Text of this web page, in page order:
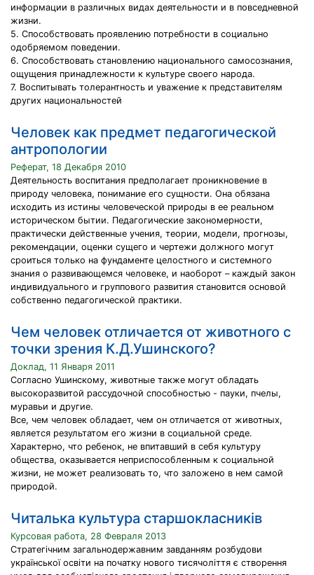
информации в различных видах деятельности и в повседневной
жизни.
5. Способствовать проявлению потребности в социально
одобряемом поведении.
6. Способствовать становлению национального самосознания,
ощущения принадлежности к культуре своего народа.
7. Воспитывать толерантность и уважение к представителям
других национальностей
Человек как предмет педагогической
антропологии
Реферат, 18 Декабря 2010
Деятельность воспитания предполагает проникновение в
природу человека, понимание его сущности. Она обязана
исходить из истины человеческой природы в ее реальном
историческом бытии. Педагогические закономерности,
практически действенные учения, теории, модели, прогнозы,
рекомендации, оценки сущего и чертежи должного могут
сроиться только на фундаменте целостного и системного
знания о развивающемся человеке, и наоборот – каждый закон
индивидуального и группового развития становится основой
собственно педагогической практики.
Чем человек отличается от животного с
точки зрения К.Д.Ушинского?
Доклад, 11 Января 2011
Согласно Ушинскому, животные также могут обладать
высокоразвитой рассудочной способностью - пауки, пчелы,
муравьи и другие.
Все, чем человек обладает, чем он отличается от животных,
является результатом его жизни в социальной среде.
Характерно, что ребенок, не впитавший в себя культуру
общества, оказывается неприспособленным к социальной
жизни, не может реализовать то, что заложено в нем самой
природой.
Читалька культура старшокласників
Курсовая работа, 28 Февраля 2013
Стратегічним загальнодержавним завданням розбудови
української освіти на початку нового тисячоліття є створення